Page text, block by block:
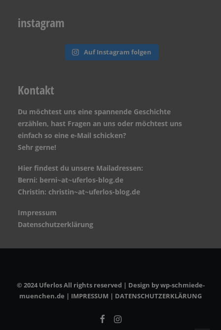
instagram
Auf Instagram folgen
Kontakt
Du möchtest uns eine spannende Geschichte
erzählen, hast Fragen an uns oder möchtest uns
einfach so eine e-Mail schicken?
Sehr gerne!
Hier findest du unsere Mailadressen:
Berni: berni~at~uferlos-blog.de
Christin: christin~at~uferlos-blog.de
Impressum
Datenschutzerklärung
© 2024 Uferlos All rights reserved | Design bywp-schmiede-
muenchen.de | IMPRESSUM | DATENSCHUTZERKLÄRUNG